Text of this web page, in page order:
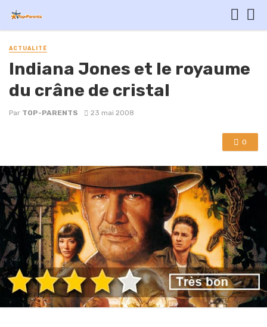
ACTUALITÉ
Indiana Jones et le royaume
du crâne de cristal
Par TOP-PARENTS 23 mai 2008
0